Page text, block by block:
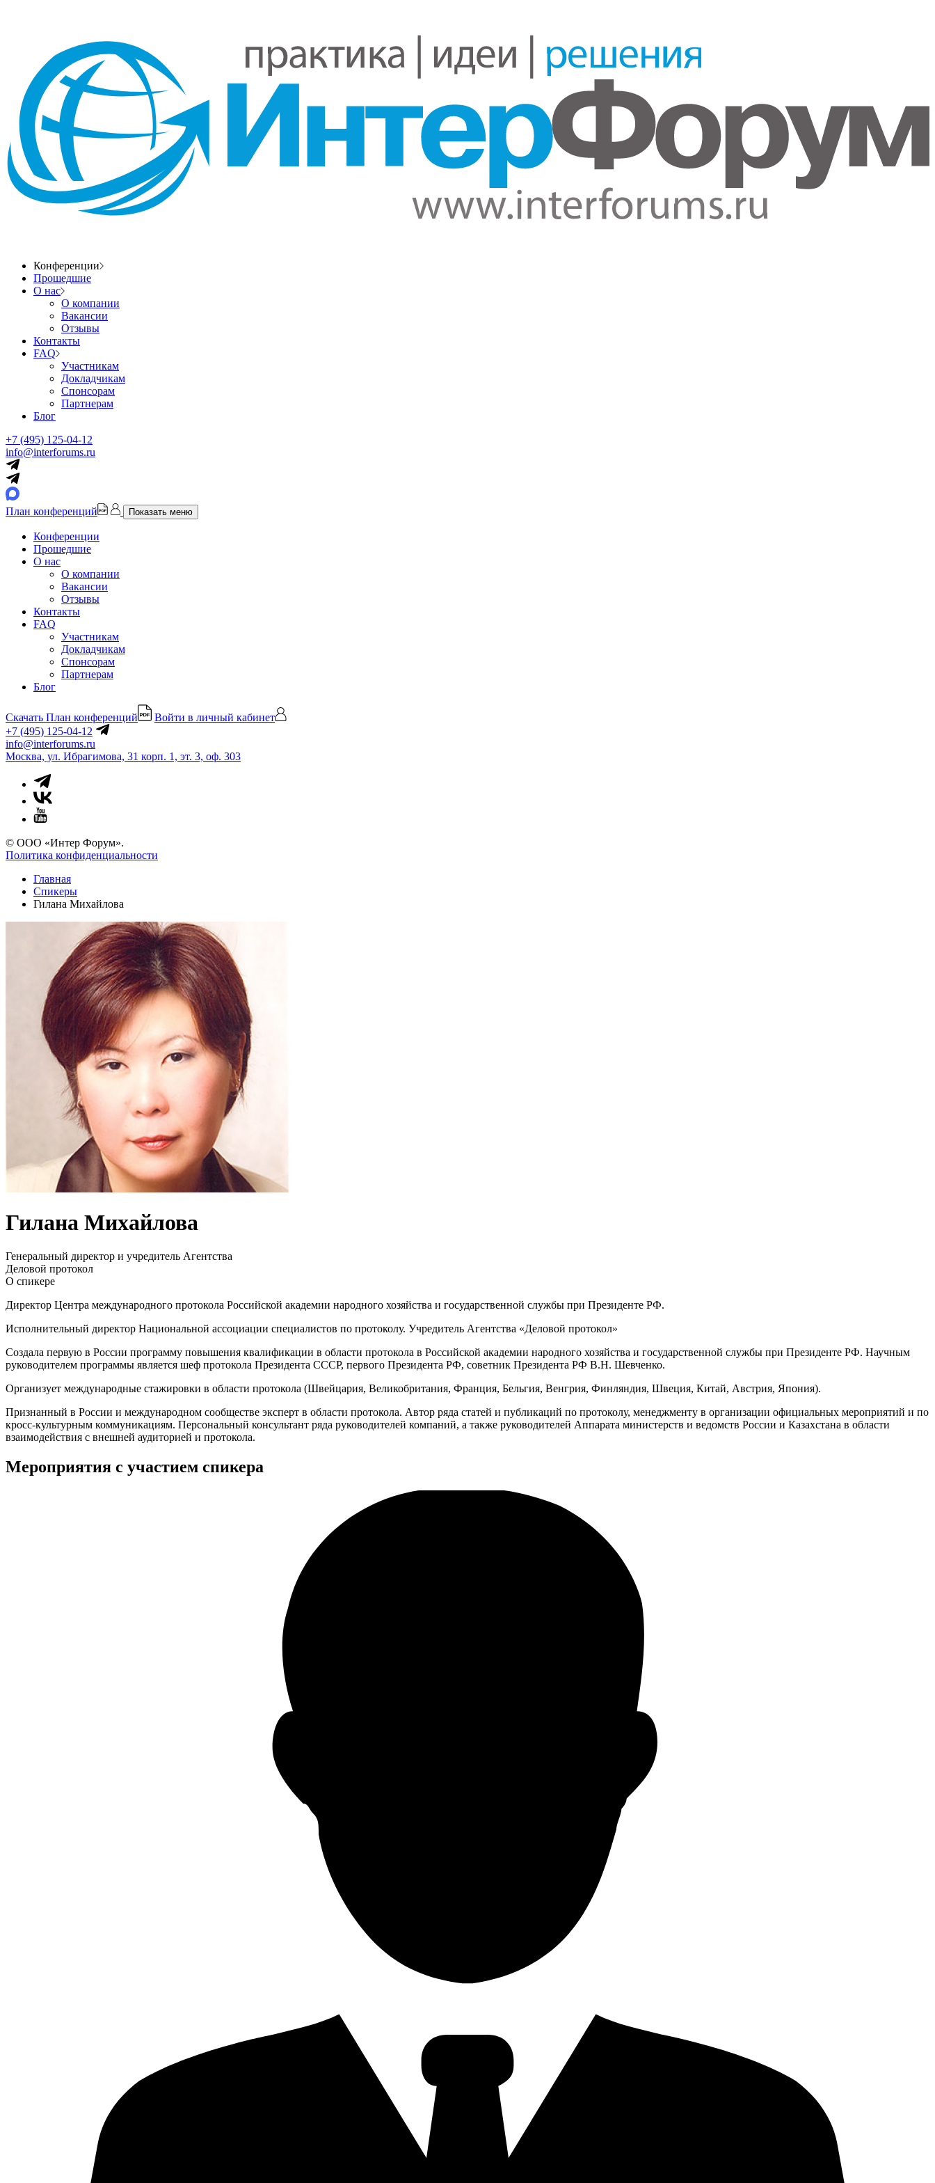
Конференции
Прошедшие
О нас
О компании
Вакансии
Отзывы
Контакты
FAQ
Участникам
Докладчикам
Спонсорам
Партнерам
Блог
+7 (495) 125-04-12
info@interforums.ru
План конференций Показать меню
Конференции
Прошедшие
О нас
О компании
Вакансии
Отзывы
Контакты
FAQ
Участникам
Докладчикам
Спонсорам
Партнерам
Блог
Скачать План конференций
Войти в личный кабинет
+7 (495) 125-04-12
info@interforums.ru
Москва, ул. Ибрагимова, 31 корп. 1, эт. 3, оф. 303
© ООО «Интер Форум».
Политика конфиденциальности
Главная
Спикеры
Гилана Михайлова
Гилана Михайлова
Генеральный директор и учредитель Агентства
Деловой протокол
О спикере
Директор Центра международного протокола Российской академии народного хозяйства и государственной службы при Президенте РФ.
Исполнительный директор Национальной ассоциации специалистов по протоколу. Учредитель Агентства «Деловой протокол»
Создала первую в России программу повышения квалификации в области протокола в Российской академии народного хозяйства и государственной службы при Президенте РФ. Научным
руководителем программы является шеф протокола Президента СССР, первого Президента РФ, советник Президента РФ В.Н. Шевченко.
Организует международные стажировки в области протокола (Швейцария, Великобритания, Франция, Бельгия, Венгрия, Финляндия, Швеция, Китай, Австрия, Япония).
Признанный в России и международном сообществе эксперт в области протокола. Автор ряда статей и публикаций по протоколу, менеджменту в организации официальных мероприятий и по
кросс-культурным коммуникациям. Персональный консультант ряда руководителей компаний, а также руководителей Аппарата министерств и ведомств России и Казахстана в области
взаимодействия с внешней аудиторией и протокола.
Мероприятия с участием спикера